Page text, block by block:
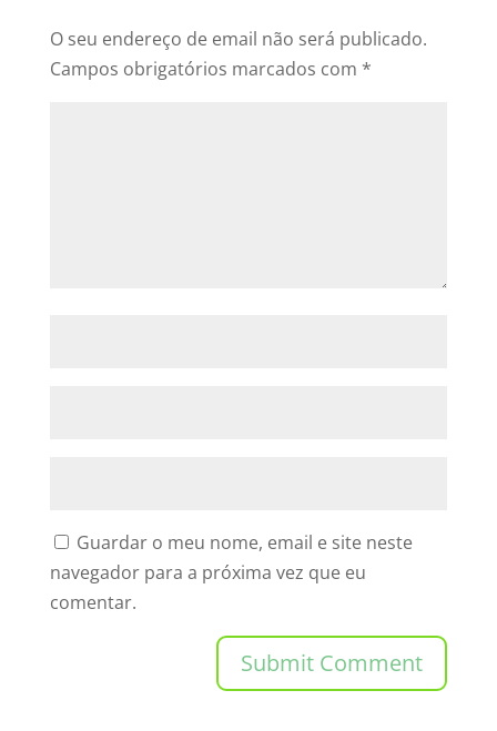
O seu endereço de email não será publicado.
Campos obrigatórios marcados com *
Guardar o meu nome, email e site neste
navegador para a próxima vez que eu
comentar.